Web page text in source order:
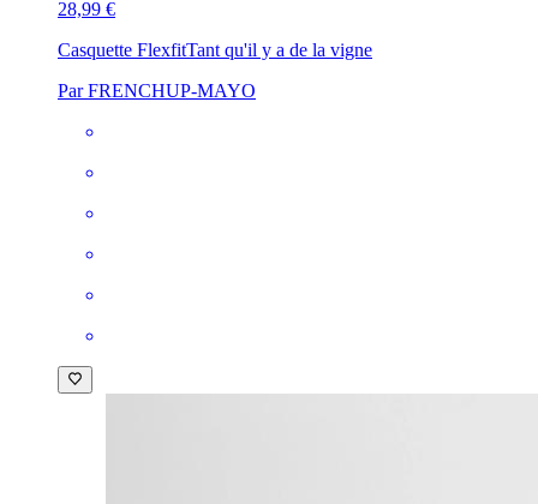
28,99 €
Casquette FlexfitTant qu'il y a de la vigne
Par FRENCHUP-MAYO